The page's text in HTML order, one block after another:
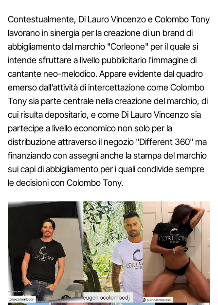
Contestualmente, Di Lauro Vincenzo e Colombo Tony
lavorano in sinergia per la creazione di un brand di
abbigliamento dal marchio "Corleone" per il quale si
intende sfruttare a livello pubblicitario l'immagine di
cantante neo-melodico. Appare evidente dal quadro
emerso dall'attività di intercettazione come Colombo
Tony sia parte centrale nella creazione del marchio, di
cui risulta depositario, e come Di Lauro Vincenzo sia
partecipe a livello economico non solo per la
distribuzione attraverso il negozio "Different 360" ma
finanziando con assegni anche la stampa del marchio
sui capi di abbigliamento per i quali condivide sempre
le decisioni con Colombo Tony.